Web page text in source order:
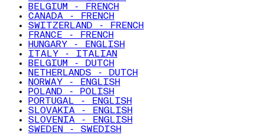
BELGIUM - FRENCH
CANADA - FRENCH
SWITZERLAND - FRENCH
FRANCE - FRENCH
HUNGARY - ENGLISH
ITALY - ITALIAN
BELGIUM - DUTCH
NETHERLANDS - DUTCH
NORWAY - ENGLISH
POLAND - POLISH
PORTUGAL - ENGLISH
SLOVAKIA - ENGLISH
SLOVENIA - ENGLISH
SWEDEN - SWEDISH